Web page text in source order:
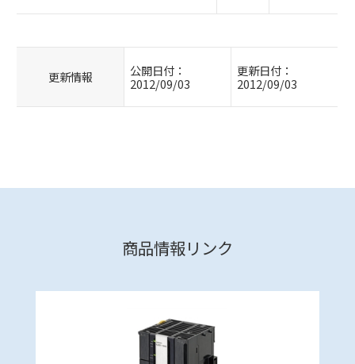
更新情報
公開日付：
2012/09/03
更新日付：
2012/09/03
商品情報リンク